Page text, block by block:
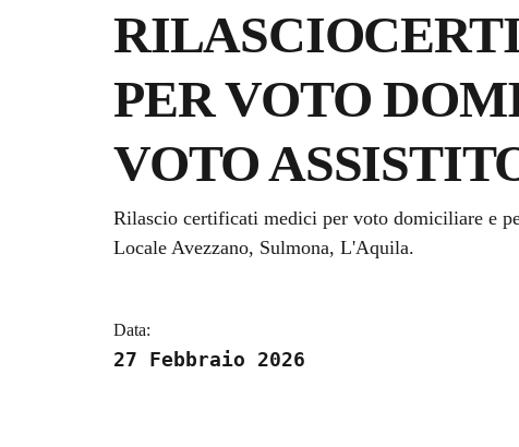
PER VOTO
VOTO
Dettagli della notizia
Rilascio certificati medici per voto domiciliare e
Locale Avezzano, Sulmona, L'Aquila.
Data:
27 Febbraio 2026